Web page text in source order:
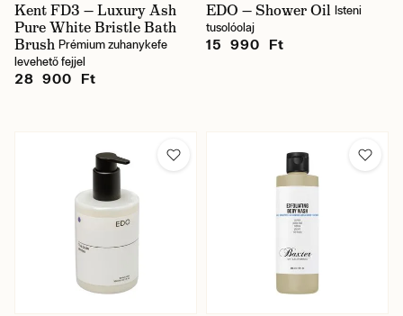
Kent FD3 — Luxury Ash
Pure White Bristle Bath
Brush Prémium zuhanykefe
levehető fejjel
28 900 Ft
EDO — Shower Oil Isteni
tusolóolaj
15 990 Ft